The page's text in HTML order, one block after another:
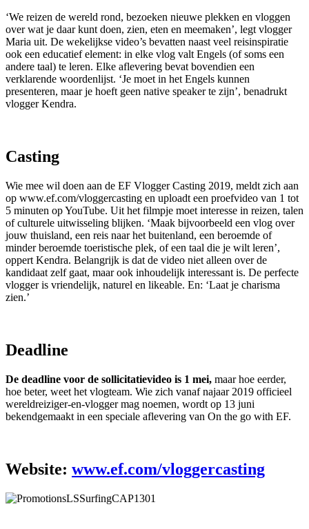
‘We reizen de wereld rond, bezoeken nieuwe plekken en vloggen
over wat je daar kunt doen, zien, eten en meemaken’, legt vlogger
Maria uit. De wekelijkse video’s bevatten naast veel reisinspiratie
ook een educatief element: in elke vlog valt Engels (of soms een
andere taal) te leren. Elke aflevering bevat bovendien een
verklarende woordenlijst. ‘Je moet in het Engels kunnen
presenteren, maar je hoeft geen native speaker te zijn’, benadrukt
vlogger Kendra.
Casting
Wie mee wil doen aan de EF Vlogger Casting 2019, meldt zich aan
op www.ef.com/vloggercasting en uploadt een proefvideo van 1 tot
5 minuten op YouTube. Uit het filmpje moet interesse in reizen, talen
of culturele uitwisseling blijken. ‘Maak bijvoorbeeld een vlog over
jouw thuisland, een reis naar het buitenland, een beroemde of
minder beroemde toeristische plek, of een taal die je wilt leren’,
oppert Kendra. Belangrijk is dat de video niet alleen over de
kandidaat zelf gaat, maar ook inhoudelijk interessant is. De perfecte
vlogger is vriendelijk, naturel en likeable. En: ‘Laat je charisma
zien.’
Deadline
De deadline voor de sollicitatievideo is 1 mei, maar hoe eerder,
hoe beter, weet het vlogteam. Wie zich vanaf najaar 2019 officieel
wereldreiziger-en-vlogger mag noemen, wordt op 13 juni
bekendgemaakt in een speciale aflevering van On the go with EF.
Website: www.ef.com/vloggercasting